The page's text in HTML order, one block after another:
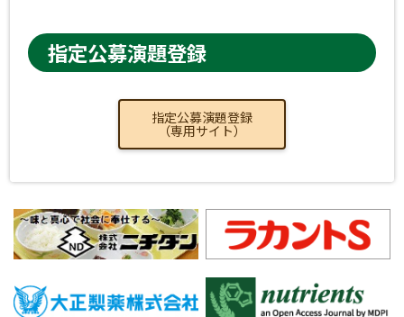
指定公募演題登録
指定公募演題登録
（専用サイト）